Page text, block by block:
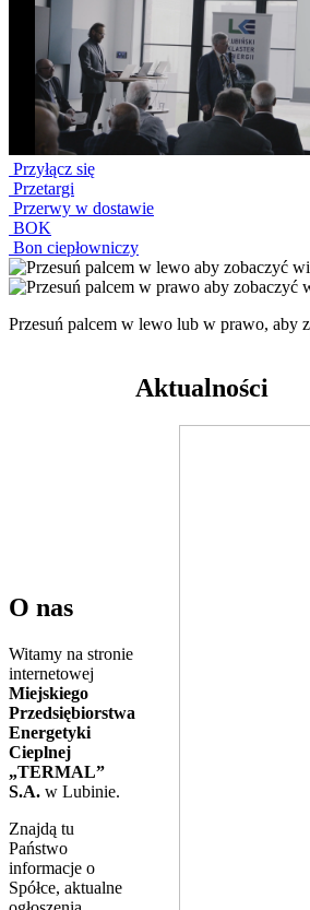
Przyłącz się
Przetargi
Przerwy w dostawie
BOK
Bon ciepłowniczy
Przesuń palcem w lewo lub w prawo, aby
O nas
Witamy na stronie
internetowej
Miejskiego
Przedsiębiorstwa
Energetyki
Cieplnej
„TERMAL”
S.A. w Lubinie.
Znajdą tu
Państwo
informacje o
Spółce, aktualne
Aktualności